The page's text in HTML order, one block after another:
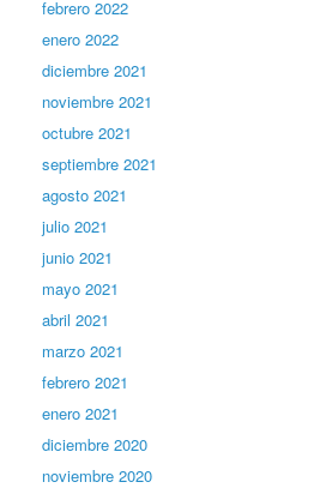
febrero 2022
enero 2022
diciembre 2021
noviembre 2021
octubre 2021
septiembre 2021
agosto 2021
julio 2021
junio 2021
mayo 2021
abril 2021
marzo 2021
febrero 2021
enero 2021
diciembre 2020
noviembre 2020